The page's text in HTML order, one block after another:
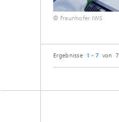
© Fraunhofer IWS
Ergebnisse 1 - 7 von 7